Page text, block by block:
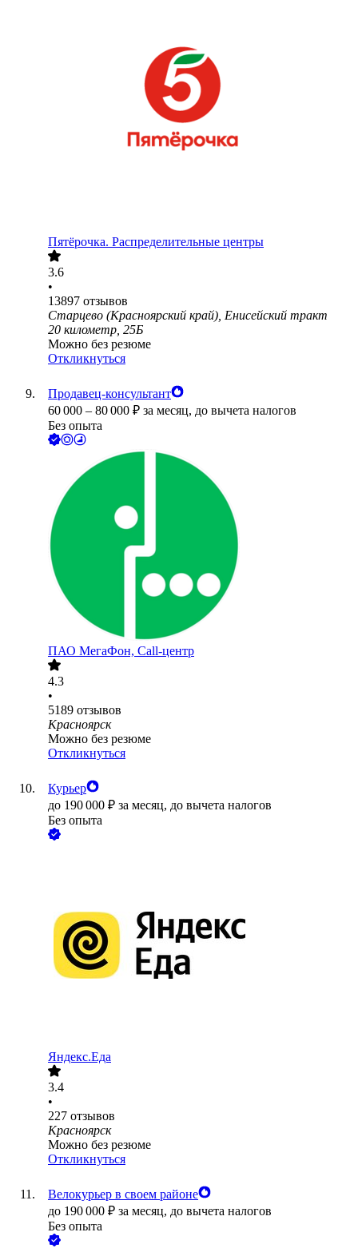
Пятёрочка. Распределительные центры
3.6
•
13897 отзывов
Старцево (Красноярский край), Енисейский тракт
20 километр, 25Б
Можно без резюме
Откликнуться
Продавец-консультант
60 000 – 80 000 ₽ за месяц, до вычета налогов
Без опыта
ПАО МегаФон, Call-центр
4.3
•
5189 отзывов
Красноярск
Можно без резюме
Откликнуться
Курьер
до 190 000 ₽ за месяц, до вычета налогов
Без опыта
Яндекс.Еда
3.4
•
227 отзывов
Красноярск
Можно без резюме
Откликнуться
Велокурьер в своем районе
до 190 000 ₽ за месяц, до вычета налогов
Без опыта